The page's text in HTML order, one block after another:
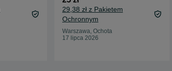
29,38 zł z Pakietem
Ochronnym
Warszawa, Ochota
17 lipca 2026